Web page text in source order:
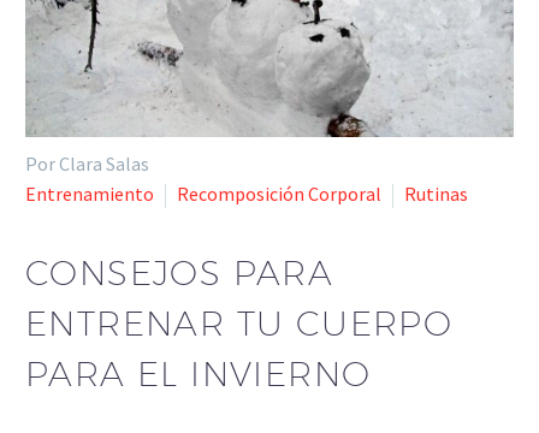
Por Clara Salas
Entrenamiento
Recomposición Corporal Rutinas
CONSEJOS PARA
ENTRENAR TU CUERPO
PARA EL INVIERNO